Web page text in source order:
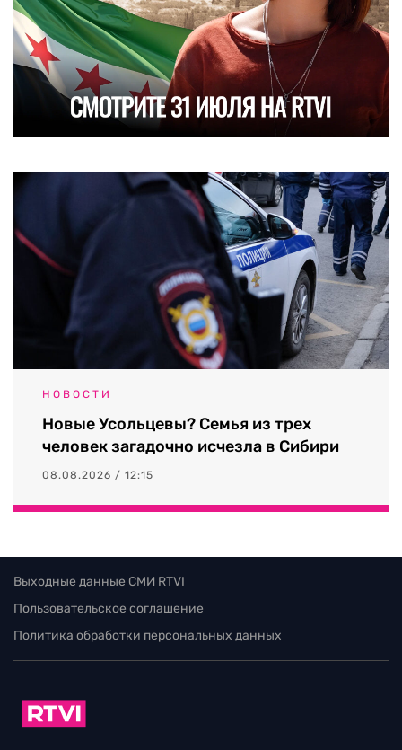
НОВОСТИ
Новые Усольцевы? Семья из трех
человек загадочно исчезла в Сибири
08.08.2026 / 12:15
Выходные данные СМИ RTVI
Пользовательское соглашение
Политика обработки персональных данных